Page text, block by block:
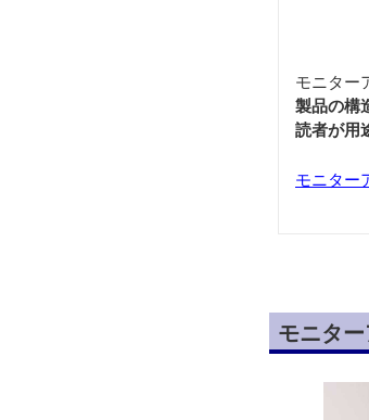
モニター
製品の構
読者が用
モニター
モニタ